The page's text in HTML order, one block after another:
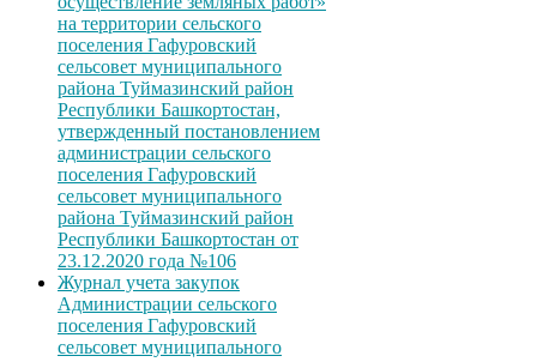
на территории сельского
поселения Гафуровский
сельсовет муниципального
района Туймазинский район
Республики Башкортостан,
утвержденный постановлением
администрации сельского
поселения Гафуровский
сельсовет муниципального
района Туймазинский район
Республики Башкортостан от
23.12.2020 года №106
Журнал учета закупок
Администрации сельского
поселения Гафуровский
сельсовет муниципального